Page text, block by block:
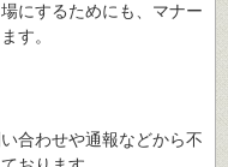
にするためにも、マナー
す。
合わせや通報などから不